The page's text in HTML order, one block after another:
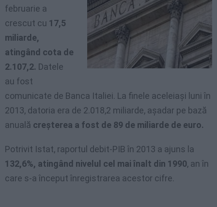
februarie a
crescut cu 17,5
miliarde,
atingând cota de
2.107,2. Datele
au fost
comunicate de Banca Italiei. La finele aceleiaşi luni în
2013, datoria era de 2.018,2 miliarde, aşadar pe bază
anuală creşterea a fost de 89 de miliarde de euro.
Potrivit Istat, raportul debit-PIB în 2013 a ajuns la
132,6%, atingând nivelul cel mai înalt din 1990, an în
care s-a început înregistrarea acestor cifre.